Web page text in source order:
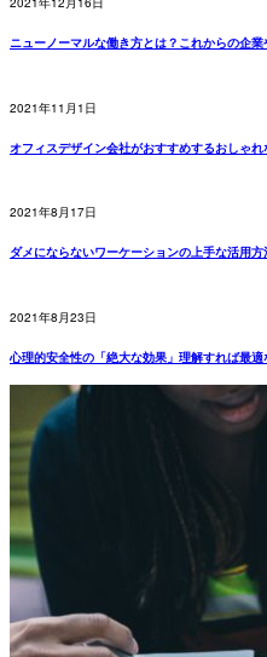
ニューノーマルな働き方とは？これからの企
2021年11月1日
オフィスデザイン会社がおすすめするおしゃ
2021年8月17日
ダメにならないワーケーションの上手な活用方
2021年8月23日
心理的安全性の「絶大な効果」理解すれば最